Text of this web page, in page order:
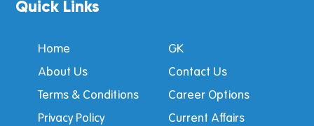
Quick Links
Home
GK
About Us
Contact Us
Terms & Conditions
Career Options
Privacy Policy
Current Affairs